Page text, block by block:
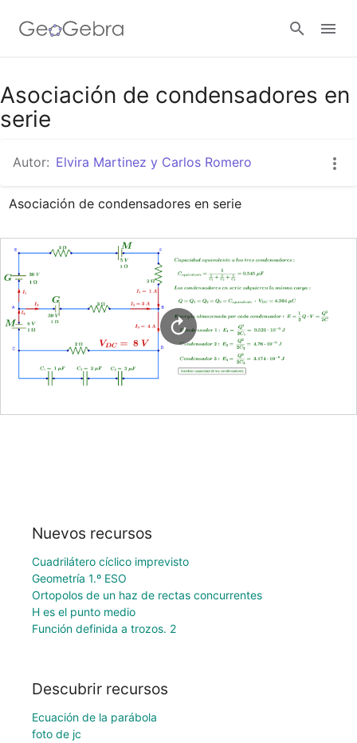
Google Classroom
Abrir sesión
Asociación de condensadores en
serie
Autor: Elvira Martinez y Carlos Romero
Asociación de condensadores en serie
Nuevos recursos
Cuadrilátero cíclico imprevisto
Geometría 1.º ESO
Ortopolos de un haz de rectas concurrentes
H es el punto medio
Función definida a trozos. 2
Descubrir recursos
Ecuación de la parábola
foto de jc